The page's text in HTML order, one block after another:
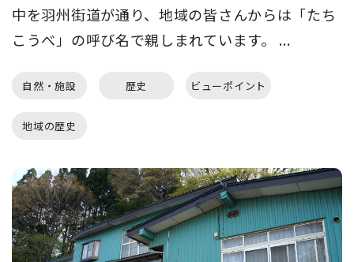
中を羽州街道が通り、地域の皆さんからは「たち
こうべ」の呼び名で親しまれています。 ...
自然・施設 歴史 ビューポイント
地域の歴史